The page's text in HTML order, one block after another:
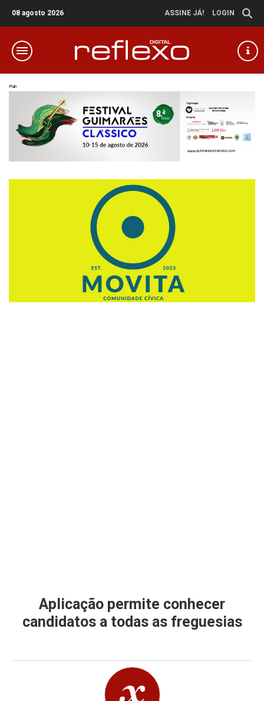
08 agosto 2026 ASSINE JÁ! LOGIN
Pub
Aplicação permite conhecer
candidatos a todas as freguesias